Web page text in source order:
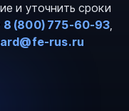
и уточнить сроки
8 (800) 775-60-93,
rus.ru